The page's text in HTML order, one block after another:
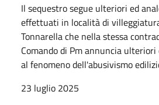
Il sequestro segue ulteriori ed
effettuati in località di
Tonnarella che nella stessa
Comando di Pm annuncia
al fenomeno dell'abusivismo
23 luglio 2025